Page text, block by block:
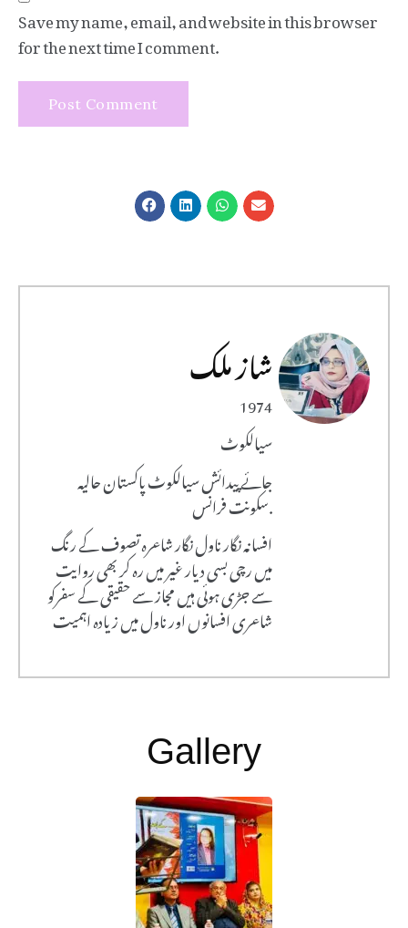
Save my name, email, and website in this browser
for the next time I comment.
شاز ملک
1974
سیالکوٹ
جائے پیدائش سیالکوٹ پاکستان حالیہ
سکونت فرانس.
افسانہ نگار ناول نگار شاعرہ تصوف کے رنگ
میں رچی بسی دیار غیر میں رہ کر بھی روایت
سے جڑی ہوئی ہیں مجاز سے حقیقی کے سفرکو
شاعری افسانوں اور ناول میں زیادہ اہمیت
Gallery